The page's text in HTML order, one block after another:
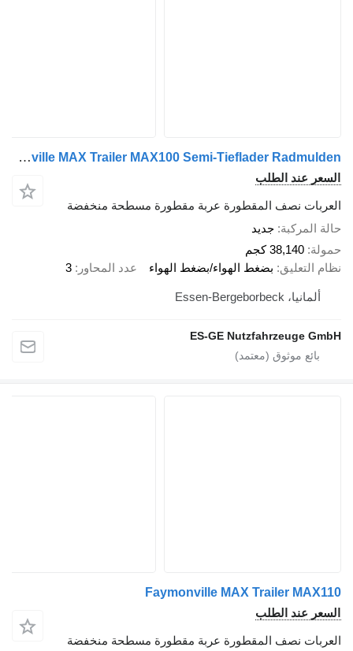
Faymonville MAX Trailer MAX100 Semi-Tieflader Radmulden
السعر عند الطلب
العربات نصف المقطورة عربة مقطورة مسطحة منخفضة
حالة المركبة جديد
حمولة 38,140 كجم
نظام التعليق بضغط الهواء/بضغط الهواء عدد المحاور 3
ألمانيا، Essen-Bergeborbeck
ES-GE Nutzfahrzeuge GmbH
Faymonville MAX Trailer MAX110
السعر عند الطلب
العربات نصف المقطورة عربة مقطورة مسطحة منخفضة